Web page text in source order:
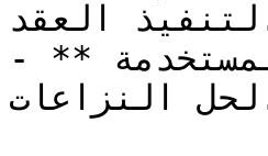
لتنفيذ العقد.
- **التحكيم وحل النزاعات**: تحدد الآليات المستخدمة
لحل النزاعات.